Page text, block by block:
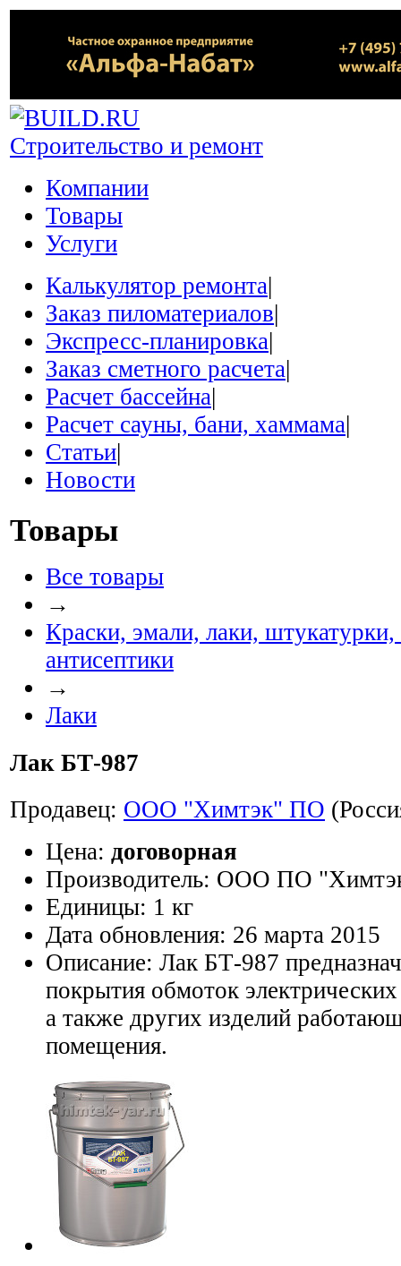
Строительство и ремонт
Компании
Товары
Услуги
Калькулятор ремонта|
Заказ пиломатериалов|
Экспресс-планировка|
Заказ сметного расчета|
Расчет бассейна|
Расчет сауны, бани, хаммама|
Статьи|
Новости
Товары
Все товары
→
Краски, эмали, лаки, штукатурки,
антисептики
→
Лаки
Лак БТ-987
Продавец: ООО "Химтэк" ПО
Цена: договорная
Производитель: ООО ПО
Единицы: 1 кг
Дата обновления: 26 марта 2015
Описание: Лак БТ-987
покрытия обмоток
а также других изделий
помещения.